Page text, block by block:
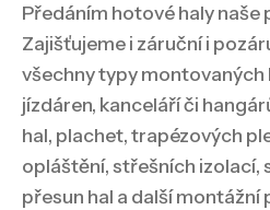
Předáním hotové haly naše
Zajišťujeme i záruční i
všechny typy montovaných
jízdáren, kanceláří či
hal, plachet, trapézových
opláštění, střešních izolací,
přesun hal a další montážní